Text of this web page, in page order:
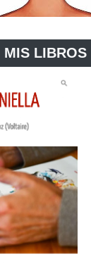
MIS LIBROS